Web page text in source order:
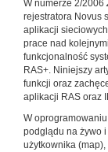
W numerze 2/2006
rejestratora Novus
aplikacji
prace nad
funkcjonalność
RAS+. Niniejszy
funkcji oraz
aplikacji RAS oraz
W
podglądu na żywo
użytkownika